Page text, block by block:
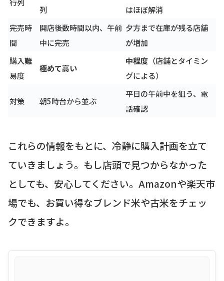
列
はほぼ解消
完売時
間
開店後数時間以内、午前
中に完売
夕方まで在庫が残る店舗
が増加
購入難
易度
極めて高い
中程度 （店舗とタイミン
グによる）
対策 朝5時台から並ぶ
平日の午前中を狙う、電
話確認
これらの情報をもとに、冷静に購入計画を立て
ていきましょう。もし店頭で見つからなかった
としても、安心してください。Amazonや楽天市
場でも、お買い得なブレンド米や古米をチェッ
クできますよ。